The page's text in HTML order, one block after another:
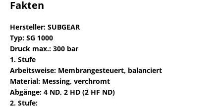
Fakten
Hersteller: SUBGEAR
Typ: SG 1000
Druck max.: 300 bar
1. Stufe
Arbeitsweise: Membrangesteuert, balanciert
Material: Messing, verchromt
Abgänge: 4 ND, 2 HD (2 HF ND)
2. Stufe: